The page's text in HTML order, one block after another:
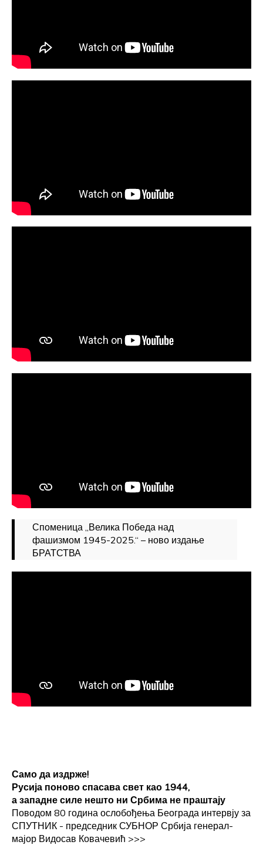
Споменица „Велика Победа над
фашизмом 1945-2025.“ – ново издање
БРАТСТВА
Само да издрже!
Русија поново спасава свет као 1944,
а западне силе нешто ни Србима не праштају
Поводом 80 година ослобођења Београда интервју за
СПУТНИК - председник СУБНОР Србија генерал-
мајор Видосав Ковачевић >>>